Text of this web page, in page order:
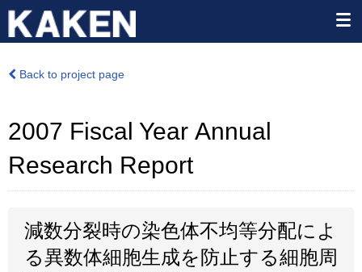
Back to project page
2007 Fiscal Year Annual
Research Report
減数分裂時の染色体不均等分配によ
る異数体細胞生成を防止する細胞周